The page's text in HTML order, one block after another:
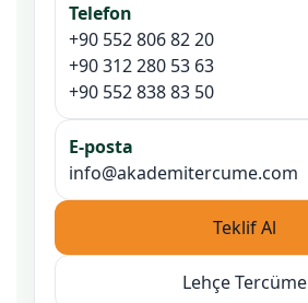
Telefon
+90 552 806 82 20
+90 312 280 53 63
+90 552 838 83 50
E-posta
info@akademitercume.com
Teklif Al
Lehçe Tercüme